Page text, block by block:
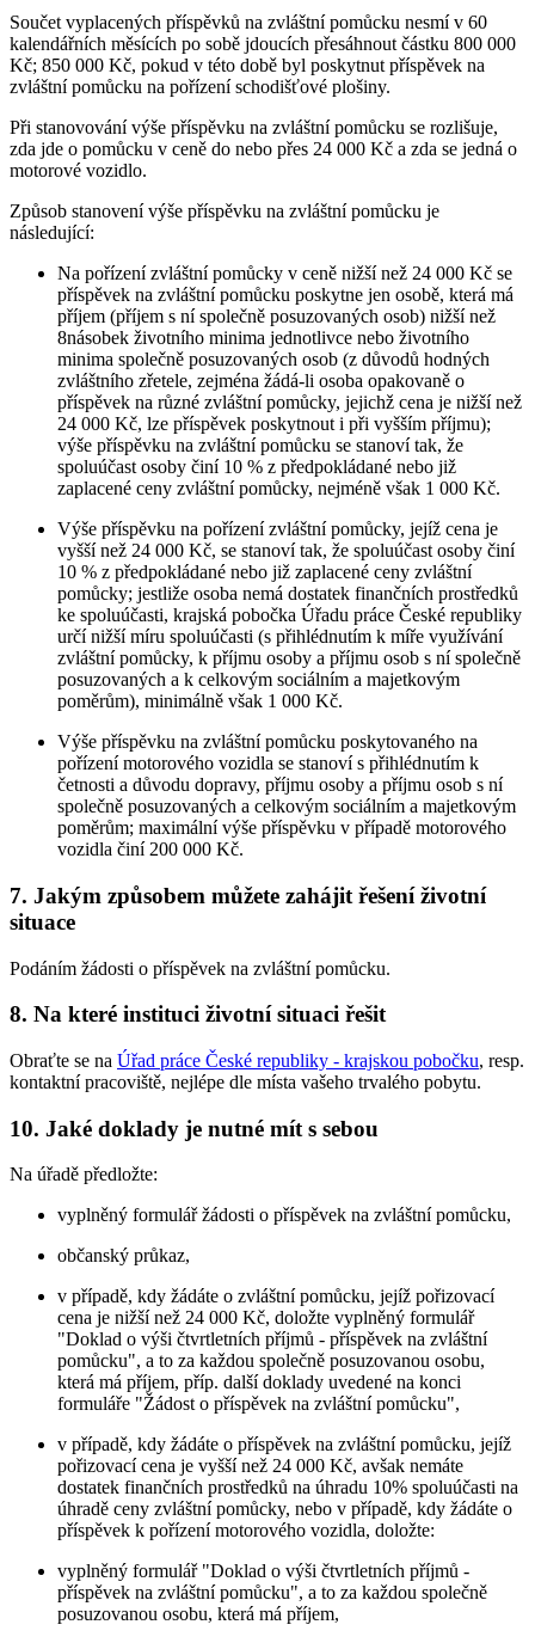
Součet vyplacených příspěvků na zvláštní pomůcku nesmí v 60
kalendářních měsících po sobě jdoucích přesáhnout částku 800 000
Kč; 850 000 Kč, pokud v této době byl poskytnut příspěvek na
zvláštní pomůcku na pořízení schodišťové plošiny.
Při stanovování výše příspěvku na zvláštní pomůcku se rozlišuje,
zda jde o pomůcku v ceně do nebo přes 24 000 Kč a zda se jedná o
motorové vozidlo.
Způsob stanovení výše příspěvku na zvláštní pomůcku je
následující:
Na pořízení zvláštní pomůcky v ceně nižší než 24 000 Kč se
příspěvek na zvláštní pomůcku poskytne jen osobě, která má
příjem (příjem s ní společně posuzovaných osob) nižší než
8násobek životního minima jednotlivce nebo životního
minima společně posuzovaných osob (z důvodů hodných
zvláštního zřetele, zejména žádá-li osoba opakovaně o
příspěvek na různé zvláštní pomůcky, jejichž cena je nižší než
24 000 Kč, lze příspěvek poskytnout i při vyšším příjmu);
výše příspěvku na zvláštní pomůcku se stanoví tak, že
spoluúčast osoby činí 10 % z předpokládané nebo již
zaplacené ceny zvláštní pomůcky, nejméně však 1 000 Kč.
Výše příspěvku na pořízení zvláštní pomůcky, jejíž cena je
vyšší než 24 000 Kč, se stanoví tak, že spoluúčast osoby činí
10 % z předpokládané nebo již zaplacené ceny zvláštní
pomůcky; jestliže osoba nemá dostatek finančních prostředků
ke spoluúčasti, krajská pobočka Úřadu práce České republiky
určí nižší míru spoluúčasti (s přihlédnutím k míře využívání
zvláštní pomůcky, k příjmu osoby a příjmu osob s ní společně
posuzovaných a k celkovým sociálním a majetkovým
poměrům), minimálně však 1 000 Kč.
Výše příspěvku na zvláštní pomůcku poskytovaného na
pořízení motorového vozidla se stanoví s přihlédnutím k
četnosti a důvodu dopravy, příjmu osoby a příjmu osob s ní
společně posuzovaných a celkovým sociálním a majetkovým
poměrům; maximální výše příspěvku v případě motorového
vozidla činí 200 000 Kč.
7. Jakým způsobem můžete zahájit řešení životní
situace
Podáním žádosti o příspěvek na zvláštní pomůcku.
8. Na které instituci životní situaci řešit
Obraťte se na Úřad práce České republiky - krajskou pobočku, resp.
kontaktní pracoviště, nejlépe dle místa vašeho trvalého pobytu.
10. Jaké doklady je nutné mít s sebou
Na úřadě předložte:
vyplněný formulář žádosti o příspěvek na zvláštní pomůcku,
občanský průkaz,
v případě, kdy žádáte o zvláštní pomůcku, jejíž pořizovací
cena je nižší než 24 000 Kč, doložte vyplněný formulář
"Doklad o výši čtvrtletních příjmů - příspěvek na zvláštní
pomůcku", a to za každou společně posuzovanou osobu,
která má příjem, příp. další doklady uvedené na konci
formuláře "Žádost o příspěvek na zvláštní pomůcku",
v případě, kdy žádáte o příspěvek na zvláštní pomůcku, jejíž
pořizovací cena je vyšší než 24 000 Kč, avšak nemáte
dostatek finančních prostředků na úhradu 10% spoluúčasti na
úhradě ceny zvláštní pomůcky, nebo v případě, kdy žádáte o
příspěvek k pořízení motorového vozidla, doložte:
vyplněný formulář "Doklad o výši čtvrtletních příjmů -
příspěvek na zvláštní pomůcku", a to za každou společně
posuzovanou osobu, která má příjem,